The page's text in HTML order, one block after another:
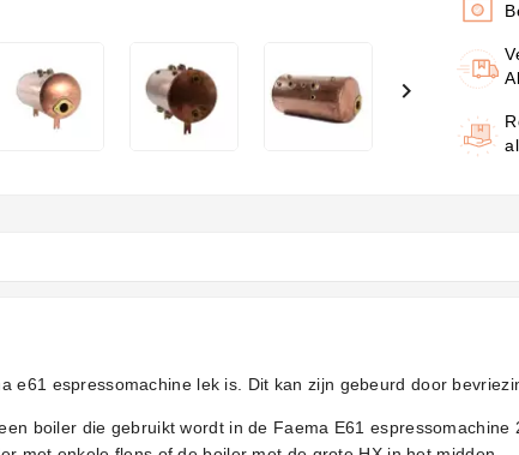

e61 espressomachine lek is. Dit kan zijn gebeurd door
boiler die gebruikt wordt in de Faema E61